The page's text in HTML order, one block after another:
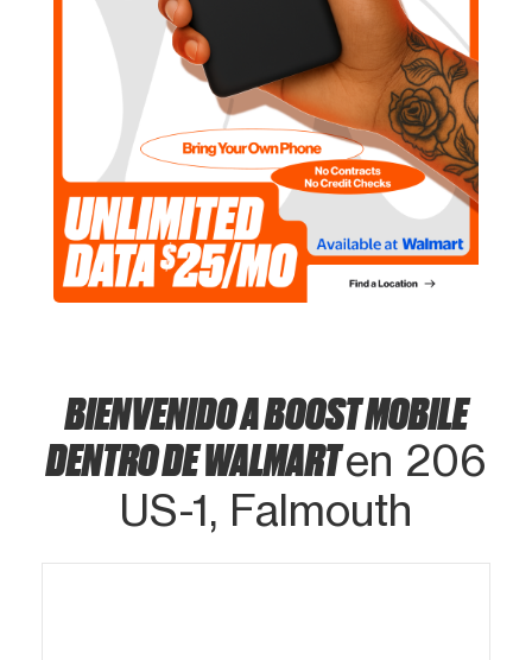
BIENVENIDO A BOOST MOBILE
DENTRO DE WALMARTen 206
US-1, Falmouth